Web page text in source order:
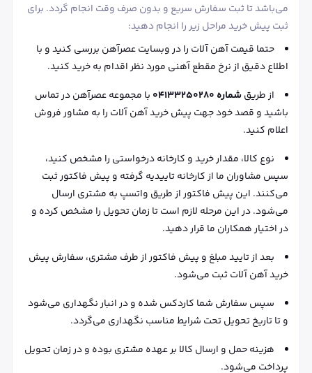
می‌باشد تا ثبت سفارش سریع و بدون صرف وقت انجام گردد. برای
ثبت پیش خرید مراحل زیر را انجام دهید:
حتما قیمت آهن آلات را در وبسایت عصرآهن بررسی کنید و با
اطلاع دقیق از نرخ مقطع آهنی مورد نظر اقدام به خرید کنید.
از طریقشماره 04133250280
با مجموعه عصرآهن در تماس
باشید و قصد خود جهت پیش خرید آهن آلات را به مشاور فروش
اعلام کنید.
نوع کالا، مقدار خرید و کارخانه درخواستی را مشخص کنید،
سپس مشاوران ما از کارخانه تاییدیه گرفته و پیش فاکتور ثبت
می‌کنند. این پیش فاکتور از طریق واتسپ به مشتری ارسال
می‌شود. در این مرحله لازم است تا زمان تحویل را مشخص کرده و
در اختیار همکاران ما قرار دهید.
بعد از تایید مبلغ و پیش فاکتور از طرف مشتری، سفارش پیش
خرید آهن آلات ثبت می‌شود.
سپس سفارش شما کاردکس شده و در انبار نگهداری می‌شود
و تا تاریخ تحویل تحت شرایط مناسب نگهداری می‌گردد.
هزینه حمل و ارسال کالا بر عهده مشتری بوده و در زمان تحویل
پرداخت می‌شود.